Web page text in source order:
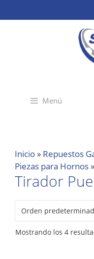
Menú
Inicio » Repuestos
Piezas para Hornos »
Tirador
Mostrando los 4